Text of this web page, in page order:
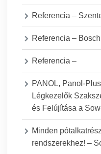
Referencia –
Referencia –
Referencia –
PANOL, Panol-
Légkezelők
és Felújítása a
Minden
rendszerekhez! –